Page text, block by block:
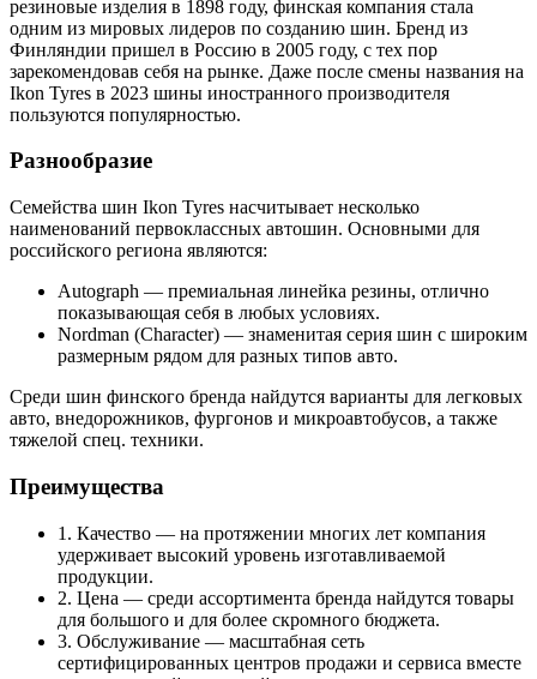
резиновые изделия в 1898 году, финская компания стала
одним из мировых лидеров по созданию шин. Бренд из
Финляндии пришел в Россию в 2005 году, с тех пор
зарекомендовав себя на рынке. Даже после смены названия на
Ikon Tyres в 2023 шины иностранного производителя
пользуются популярностью.
Разнообразие
Семейства шин Ikon Tyres насчитывает несколько
наименований первоклассных автошин. Основными для
российского региона являются:
Autograph — премиальная линейка резины, отлично
показывающая себя в любых условиях.
Nordman (Character) — знаменитая серия шин с широким
размерным рядом для разных типов авто.
Среди шин финского бренда найдутся варианты для легковых
авто, внедорожников, фургонов и микроавтобусов, а также
тяжелой спец. техники.
Преимущества
1. Качество — на протяжении многих лет компания
удерживает высокий уровень изготавливаемой
продукции.
2. Цена — среди ассортимента бренда найдутся товары
для большого и для более скромного бюджета.
3. Обслуживание — масштабная сеть
сертифицированных центров продажи и сервиса вместе